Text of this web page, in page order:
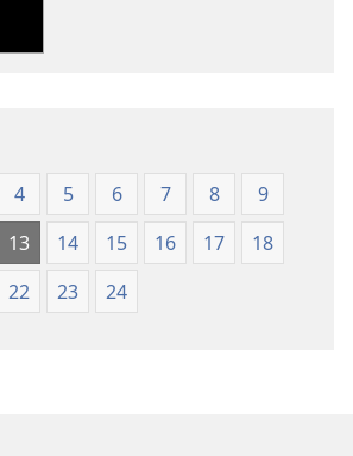
de
Santas
Escrituras
de
Santas
Escrituras
4 5 6 7 8
9
13 14 15 16 17
18
22 23 24